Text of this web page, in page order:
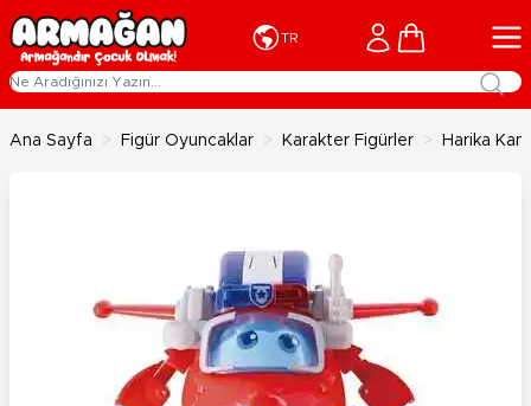
İçeriğe geç
TR Cart
Ana Sayfa > Figür Oyuncaklar > Karakter Figürler > Harika